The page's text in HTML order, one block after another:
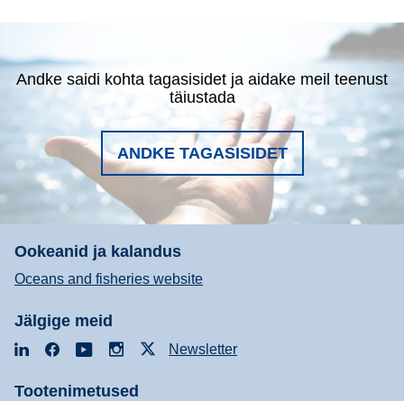
Andke saidi kohta tagasisidet ja aidake meil teenust
täiustada
ANDKE TAGASISIDET
Ookeanid ja kalandus
Oceans and fisheries website
Jälgige meid
LinkedInFacebookYouTubeInstagramNewsletter
Tootenimetused